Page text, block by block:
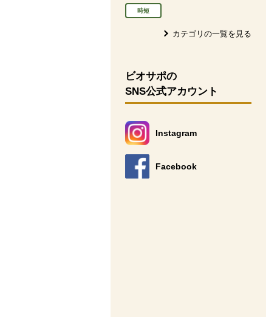
時短
カテゴリの一覧を見る
ビオサポの
SNS公式アカウント
Instagram
別のウィンドウで開きます。
Facebook
別のウィンドウで開きます。